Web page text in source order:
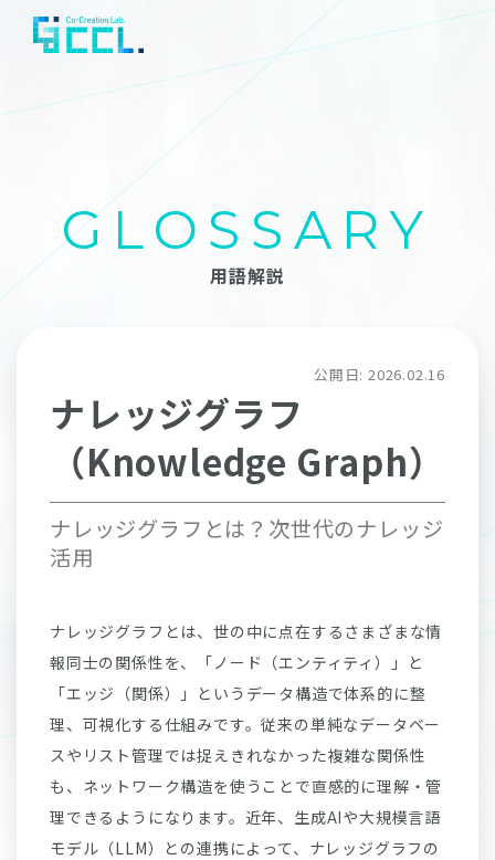
GLOSSARY
用語解説
公開日: 2026.02.16
ナレッジグラフ
（Knowledge Graph）
ナレッジグラフとは？次世代のナレッジ
活用
ナレッジグラフとは、世の中に点在するさまざまな情
報同士の関係性を、「ノード（エンティティ）」と
「エッジ（関係）」というデータ構造で体系的に整
理、可視化する仕組みです。従来の単純なデータベー
スやリスト管理では捉えきれなかった複雑な関係性
も、ネットワーク構造を使うことで直感的に理解・管
理できるようになります。近年、生成AIや大規模言語
モデル（LLM）との連携によって、ナレッジグラフの